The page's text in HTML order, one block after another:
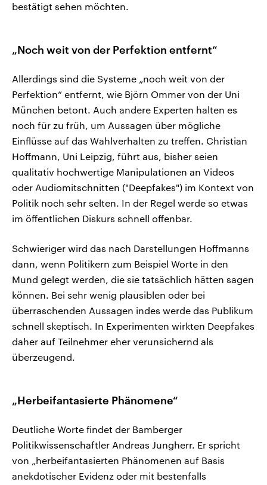
bestätigt sehen möchten.
„Noch weit von der Perfektion entfernt“
Allerdings sind die Systeme „noch weit von der
Perfektion“ entfernt, wie Björn Ommer von der Uni
München betont. Auch andere Experten halten es
noch für zu früh, um Aussagen über mögliche
Einflüsse auf das Wahlverhalten zu treffen. Christian
Hoffmann, Uni Leipzig, führt aus, bisher seien
qualitativ hochwertige Manipulationen an Videos
oder Audiomitschnitten ("Deepfakes") im Kontext von
Politik noch sehr selten. In der Regel werde so etwas
im öffentlichen Diskurs schnell offenbar.
Schwieriger wird das nach Darstellungen Hoffmanns
dann, wenn Politikern zum Beispiel Worte in den
Mund gelegt werden, die sie tatsächlich hätten sagen
können. Bei sehr wenig plausiblen oder bei
überraschenden Aussagen indes werde das Publikum
schnell skeptisch. In Experimenten wirkten Deepfakes
daher auf Teilnehmer eher verunsichernd als
überzeugend.
„Herbeifantasierte Phänomene“
Deutliche Worte findet der Bamberger
Politikwissenschaftler Andreas Jungherr. Er spricht
von „herbeifantasierten Phänomenen auf Basis
anekdotischer Evidenz oder mit bestenfalls